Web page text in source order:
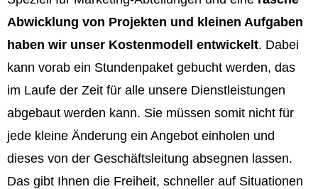
Abwicklung von Projekten und kleinen Aufgaben
haben wir unser Kostenmodell entwickelt. Dabei
kann vorab ein Stundenpaket gebucht werden, das
im Laufe der Zeit für alle unsere Dienstleistungen
abgebaut werden kann. Sie müssen somit nicht für
jede kleine Änderung ein Angebot einholen und
dieses von der Geschäftsleitung absegnen lassen.
Das gibt Ihnen die Freiheit, schneller auf Situationen